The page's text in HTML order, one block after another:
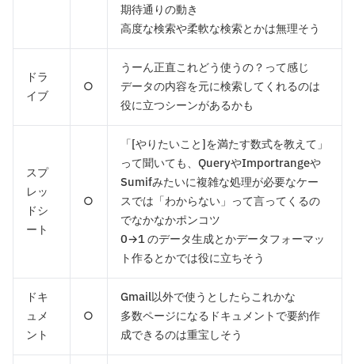
期待通りの動き
高度な検索や柔軟な検索とかは無理そう
ドラ
イブ
○
うーん正直これどう使うの？って感じ
データの内容を元に検索してくれるのは
役に立つシーンがあるかも
スプ
レッ
ドシ
ート
○
「[やりたいこと]を満たす数式を教えて」
って聞いても、QueryやImportrangeや
Sumifみたいに複雑な処理が必要なケー
スでは「わからない」って言ってくるの
でなかなかポンコツ
0→1 のデータ生成とかデータフォーマッ
ト作るとかでは役に立ちそう
ドキ
ュメ
ント
○
Gmail以外で使うとしたらこれかな
多数ページになるドキュメントで要約作
成できるのは重宝しそう